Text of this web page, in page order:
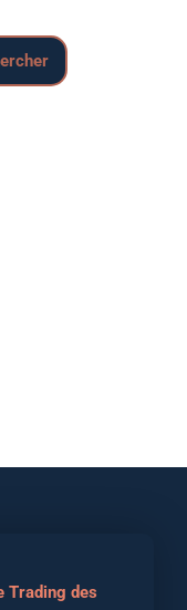
Trading des